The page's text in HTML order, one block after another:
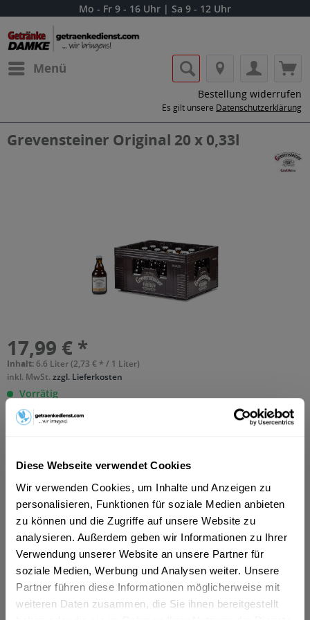
Diese Webseite verwendet Cookies
Wir verwenden Cookies, um Inhalte und Anzeigen zu
personalisieren, Funktionen für soziale Medien anbieten
zu können und die Zugriffe auf unsere Website zu
analysieren. Außerdem geben wir Informationen zu Ihrer
Verwendung unserer Website an unsere Partner für
soziale Medien, Werbung und Analysen weiter. Unsere
Partner führen diese Informationen möglicherweise mit
weiteren Daten zusammen, die Sie ihnen bereitgestellt
Mo - Fr 9 - 16 Uhr | Sa 9 - 12 Uhr
Menü
Bestellung widerrufen
Es gilt unsere Datenschutzerklärung
Grevensteiner Original 20 x 0,33l
17,99 € *
Inhalt: 6.6 Liter (2,73 € * / 1 Liter)
inkl. MwSt. zzgl. Lieferkosten
Vorrätig
MEHRWEG
In den
Hinzugefügt
Artikel-Nr.: 36655
Beschreibung
"Das naturtrübe Grevensteiner Original ist ein Landbier,
das mit weichem Quellwasser und...mehr
Zutaten und Allergene